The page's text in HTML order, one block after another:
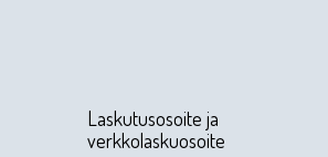
Laskutusosoite ja
verkkolaskuosoite